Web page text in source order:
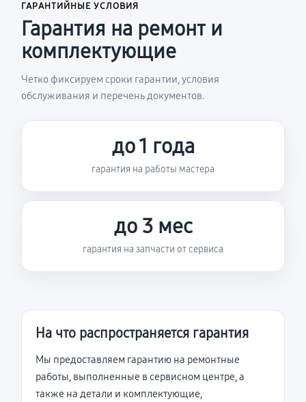
ГАРАНТИЙНЫЕ УСЛОВИЯ
Гарантия на ремонт и
комплектующие
Четко фиксируем сроки гарантии, условия
обслуживания и перечень документов.
до 1 года
гарантия на работы мастера
до 3 мес
гарантия на запчасти от сервиса
На что распространяется гарантия
Мы предоставляем гарантию на ремонтные
работы, выполненные в сервисном центре, а
также на детали и комплектующие,